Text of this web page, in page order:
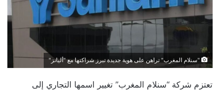
"سنلام المغرب" تراهن على هوية جديدة تبرز شراكتها مع "أليانز"
تعتزم شركة “سنلام المغرب” تغيير اسمها التجاري إلى